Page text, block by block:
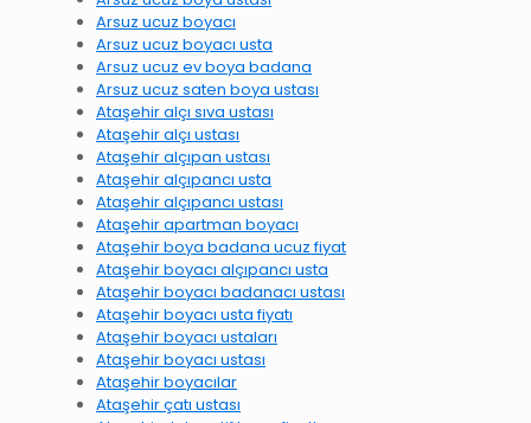
Arsuz ucuz boyacı
Arsuz ucuz boyacı usta
Arsuz ucuz ev boya badana
Arsuz ucuz saten boya ustası
Ataşehir alçı sıva ustası
Ataşehir alçı ustası
Ataşehir alçıpan ustası
Ataşehir alçıpancı usta
Ataşehir alçıpancı ustası
Ataşehir apartman boyacı
Ataşehir boya badana ucuz fiyat
Ataşehir boyacı alçıpancı usta
Ataşehir boyacı badanacı ustası
Ataşehir boyacı usta fiyatı
Ataşehir boyacı ustaları
Ataşehir boyacı ustası
Ataşehir boyacılar
Ataşehir çatı ustası